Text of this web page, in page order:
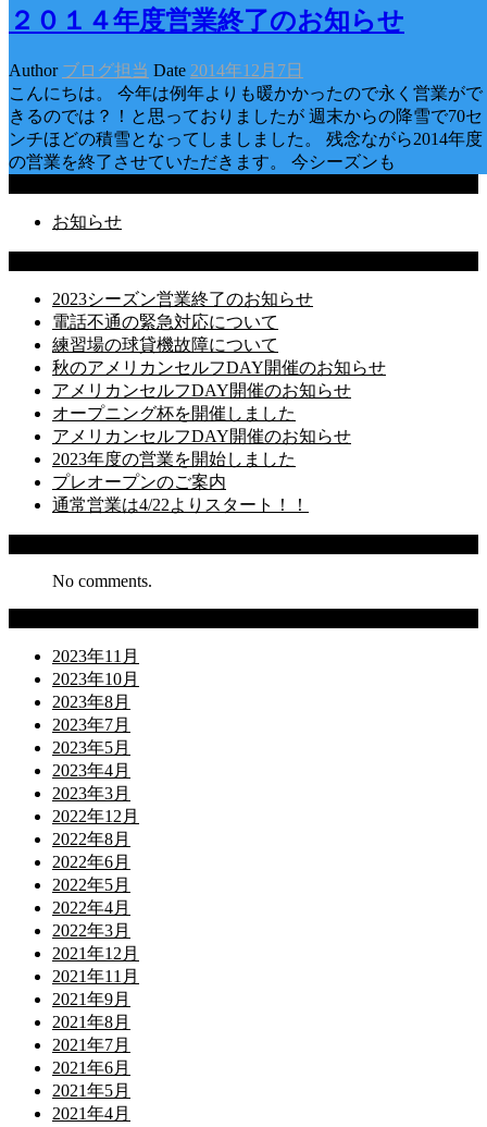
２０１４年度営業終了のお知らせ
Author ブログ担当 Date 2014年12月7日
こんにちは。 今年は例年よりも暖かかったので永く営業がで
きるのでは？！と思っておりましたが 週末からの降雪で70セ
ンチほどの積雪となってしましました。 残念ながら2014年度
の営業を終了させていただきます。 今シーズンも
お知らせ
2023シーズン営業終了のお知らせ
電話不通の緊急対応について
練習場の球貸機故障について
秋のアメリカンセルフDAY開催のお知らせ
アメリカンセルフDAY開催のお知らせ
オープニング杯を開催しました
アメリカンセルフDAY開催のお知らせ
2023年度の営業を開始しました
プレオープンのご案内
通常営業は4/22よりスタート！！
No comments.
2023年11月
2023年10月
2023年8月
2023年7月
2023年5月
2023年4月
2023年3月
2022年12月
2022年8月
2022年6月
2022年5月
2022年4月
2022年3月
2021年12月
2021年11月
2021年9月
2021年8月
2021年7月
2021年6月
2021年5月
2021年4月